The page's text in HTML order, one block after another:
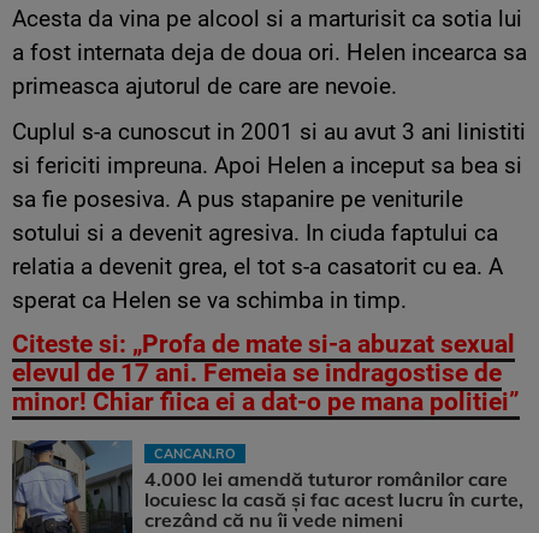
Acesta da vina pe alcool si a marturisit ca sotia lui
a fost internata deja de doua ori. Helen incearca sa
primeasca ajutorul de care are nevoie.
Cuplul s-a cunoscut in 2001 si au avut 3 ani linistiti
si fericiti impreuna. Apoi Helen a inceput sa bea si
sa fie posesiva. A pus stapanire pe veniturile
sotului si a devenit agresiva. In ciuda faptului ca
relatia a devenit grea, el tot s-a casatorit cu ea. A
sperat ca Helen se va schimba in timp.
Citeste si: „Profa de mate si-a abuzat sexual
elevul de 17 ani. Femeia se indragostise de
minor! Chiar fiica ei a dat-o pe mana politiei”
CANCAN.RO
4.000 lei amendă tuturor românilor care
locuiesc la casă și fac acest lucru în curte,
crezând că nu îi vede nimeni